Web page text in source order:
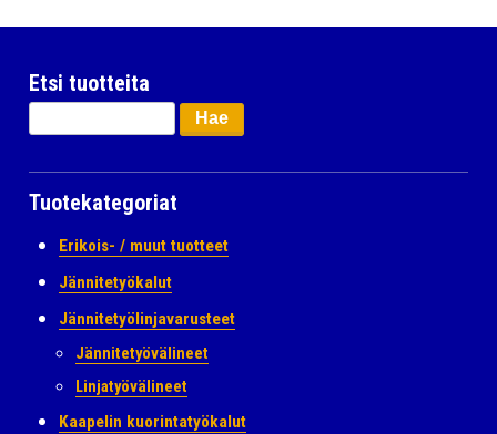
Etsi tuotteita
Haku:
Tuotekategoriat
Erikois- / muut tuotteet
Jännitetyökalut
Jännitetyölinjavarusteet
Jännitetyövälineet
Linjatyövälineet
Kaapelin kuorintatyökalut